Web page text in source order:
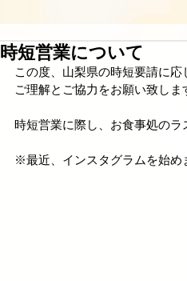
時短営業について
この度、山梨県の時短要請に
ご理解とご協力をお願い致しま
時短営業に際し、お食事処の
※最近、インスタグラムを始め